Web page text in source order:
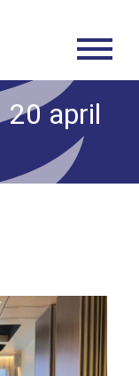
april